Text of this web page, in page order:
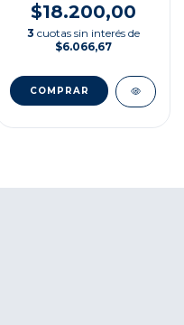
$18.200,00
3 cuotas sin interés de
$6.066,67